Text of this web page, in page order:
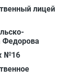
лицей
Федорова
№16